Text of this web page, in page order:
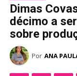
Dimas
décimo a
sobre
Por ANA